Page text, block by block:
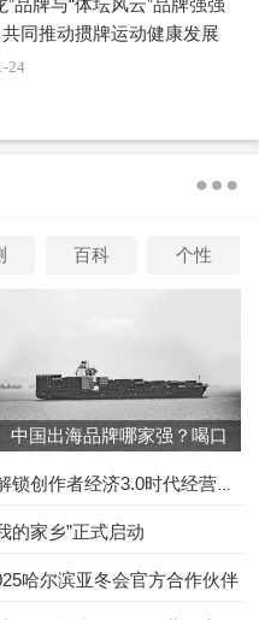
，一直到现在还在坚持出
就应该回报祖国，而不是
望他远在异国却仍有一颗
妻女#
”品牌与“体坛风云”品牌强强
同推动掼牌运动健康发展
24
百科 个性
中国出海品牌哪家强？喝口
的家乡”正式启动
哈尔滨亚冬会官方合作伙伴